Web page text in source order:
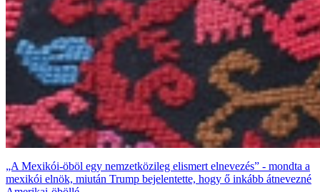
„A Mexikói-öböl egy nemzetközileg elismert elnevezés” - mondta a
mexikói elnök, miután Trump bejelentette, hogy ő inkább átnevezné